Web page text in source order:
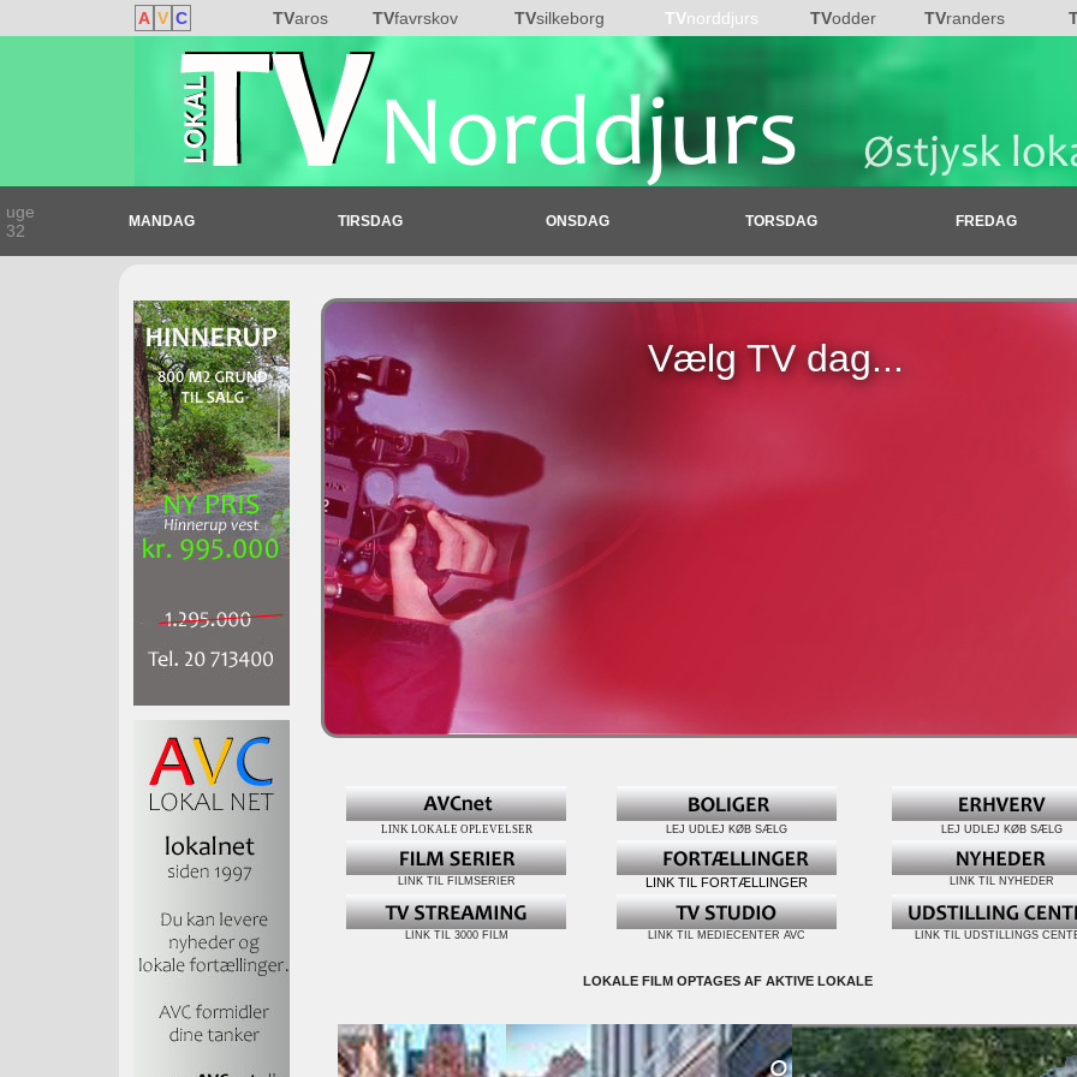
A V C TVaros TVfavrskov TVsilkeborg TVnorddjurs TVodder TVranders
uge
32
MANDAG TIRSDAG ONSDAG TORSDAG FREDAG
Vælg TV dag...
LINK LOKALE OPLEVELSER LEJ UDLEJ KØB SÆLG LEJ UDLEJ KØB SÆLG
LINK TIL FILMSERIER LINK TIL FORTÆLLINGER LINK TIL NYHEDER
LINK TIL 3000 FILM LINK TIL MEDIECENTER AVC LINK TIL UDSTILLINGS
LOKALE FILM OPTAGES AF AKTIVE LOKALE